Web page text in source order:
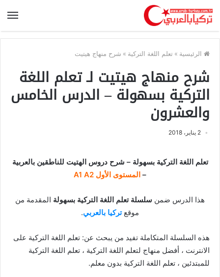
الرئيسية » تعلم اللغة التركية » شرح منهاج هيتيت
شرح منهاج هيتيت لـ تعلم اللغة
التركية بسهولة – الدرس الخامس
والعشرون
2 يناير، 2018
تعلم اللغة التركية بسهولة – شرح دروس الهتيت للناطقين بالعربية
– المستوى الأول A1 A2
هذا الدرس ضمن سلسلة تعلم اللغة التركية بسهولة المقدمة من
موقعتركيا بالعربي.
هذه السلسلة المتكاملة تفيد من يبحث عن: تعلم اللغة التركية على
الانترنت ، أفضل منهاج لتعلم اللغة التركية ، تعلم اللغة التركية
للمبتدئين ، تعلم اللغة التركية بدون معلم.